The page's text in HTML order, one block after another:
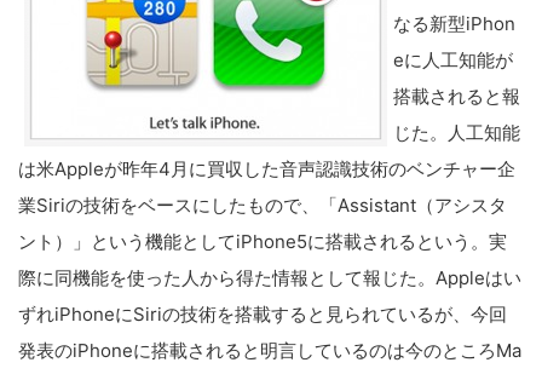
なる新型iPhon
eに人工知能が
搭載されると報
じた。人工知能
は米Appleが昨年4月に買収した音声認識技術のベンチャー企
業Siriの技術をベースにしたもので、「Assistant（アシスタ
ント）」という機能としてiPhone5に搭載されるという。実
際に同機能を使った人から得た情報として報じた。Appleはい
ずれiPhoneにSiriの技術を搭載すると見られているが、今回
発表のiPhoneに搭載されると明言しているのは今のところMa